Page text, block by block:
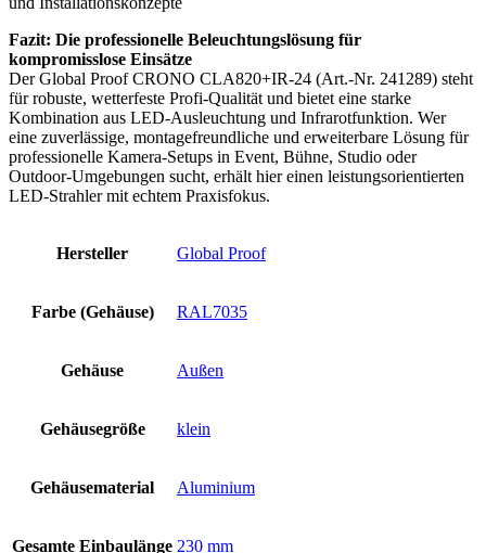
Fazit: Die professionelle Beleuchtungslösung für
kompromisslose Einsätze
Der Global Proof CRONO CLA820+IR-24 (Art.-Nr. 241289) steht
für robuste, wetterfeste Profi-Qualität und bietet eine starke
Kombination aus LED-Ausleuchtung und Infrarotfunktion. Wer
eine zuverlässige, montagefreundliche und erweiterbare Lösung für
professionelle Kamera-Setups in Event, Bühne, Studio oder
Outdoor-Umgebungen sucht, erhält hier einen leistungsorientierten
LED-Strahler mit echtem Praxisfokus.
Hersteller Global Proof
Farbe (Gehäuse) RAL7035
Gehäuse Außen
Gehäusegröße klein
Gehäusematerial Aluminium
Gesamte Einbaulänge 230 mm